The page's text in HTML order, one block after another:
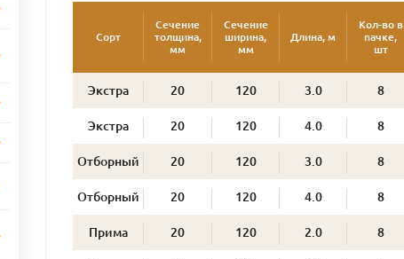
Сорт
Сечение
толщина,
мм
Сечение
ширина,
мм
Длина, м
Кол-во в
пачке,
шт
Экстра 20 120 3.0 8
Экстра 20 120 4.0 8
Отборный 20 120 3.0 8
Отборный 20 120 4.0 8
Прима 20 120 2.0 8